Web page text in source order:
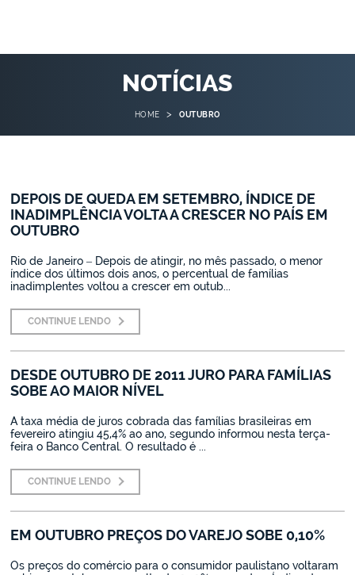
NOTÍCIAS
HOME > OUTUBRO
DEPOIS DE QUEDA EM SETEMBRO, ÍNDICE DE
INADIMPLÊNCIA VOLTA A CRESCER NO PAÍS EM
OUTUBRO
Rio de Janeiro – Depois de atingir, no mês passado, o menor
índice dos últimos dois anos, o percentual de famílias
inadimplentes voltou a crescer em outub...
CONTINUE LENDO
DESDE OUTUBRO DE 2011 JURO PARA FAMÍLIAS
SOBE AO MAIOR NÍVEL
A taxa média de juros cobrada das famílias brasileiras em
fevereiro atingiu 45,4% ao ano, segundo informou nesta terça-
feira o Banco Central. O resultado é ...
CONTINUE LENDO
EM OUTUBRO PREÇOS DO VAREJO SOBE 0,10%
Os preços do comércio para o consumidor paulistano voltaram